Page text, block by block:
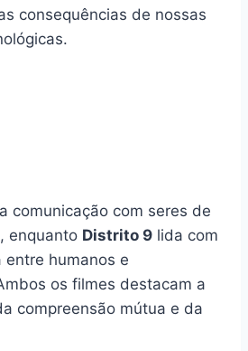
consequências de nossas
comunicação com seres de
enquanto Distrito 9 lida com
entre humanos e
os filmes destacam a
compreensão mútua e da